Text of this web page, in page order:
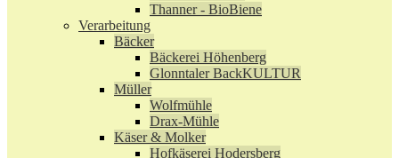
Thanner - BioBiene
Verarbeitung
Bäcker
Bäckerei Höhenberg
Glonntaler BackKULTUR
Müller
Wolfmühle
Drax-Mühle
Käser & Molker
Hofkäserei Hodersberg